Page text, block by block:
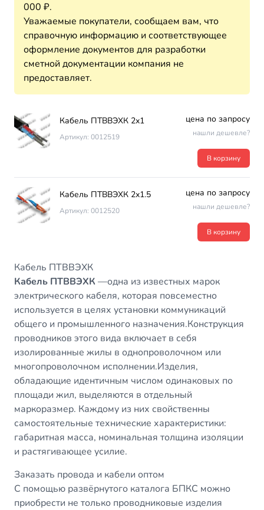
000 ₽.
Уважаемые покупатели, сообщаем вам, что
справочную информацию и соответствующее
оформление документов для разработки
сметной документации компания не
предоставляет.
Кабель ПТВВЭХК 2х1
Артикул: 0012519
цена по запросу
нашли дешевле?
В корзину
Кабель ПТВВЭХК 2х1.5
Артикул: 0012520
цена по запросу
нашли дешевле?
В корзину
Кабель ПТВВЭХК
Кабель ПТВВЭХК —одна из известных марок
электрического кабеля, которая повсеместно
используется в целях установки коммуникаций
общего и промышленного назначения.Конструкция
проводников этого вида включает в себя
изолированные жилы в однопроволочном или
многопроволочном исполнении.Изделия,
обладающие идентичным числом одинаковых по
площади жил, выделяются в отдельный
маркоразмер. Каждому из них свойственны
самостоятельные технические характеристики:
габаритная масса, номинальная толщина изоляции
и растягивающее усилие.
Заказать провода и кабели оптом
С помощью развёрнутого каталога БПКС можно
приобрести не только проводниковые изделия